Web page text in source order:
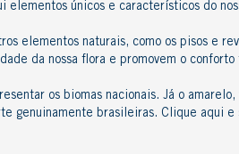
únicos e característicos do
elementos naturais, como os pisos e
da nossa flora e promovem o
os biomas nacionais. Já o
genuinamente brasileiras. Clique aqui e